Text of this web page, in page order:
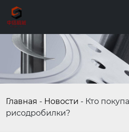
Главная - Новости - Кто
рисодробилки?